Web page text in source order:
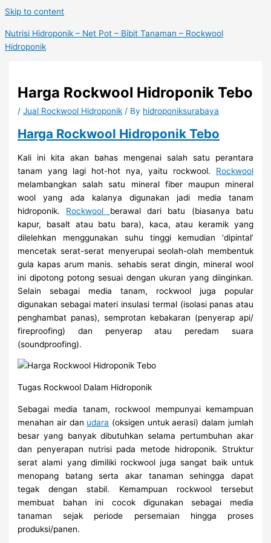
Skip to content
Nutrisi Hidroponik – Net Pot – Bibit Tanaman – Rockwool
Hidroponik
Harga Rockwool Hidroponik Tebo
/Jual Rockwool Hidroponik / By hidroponiksurabaya
Harga Rockwool Hidroponik Tebo
Kali ini kita akan bahas mengenai salah satu perantara
tanam yang lagi hot-hot nya, yaitu rockwool. Rockwool
melambangkan salah satu mineral fiber maupun mineral
wool yang ada kalanya digunakan jadi media tanam
hidroponik. Rockwool berawal dari batu (biasanya batu
kapur, basalt atau batu bara), kaca, atau keramik yang
dilelehkan menggunakan suhu tinggi kemudian ‘dipintal’
mencetak serat-serat menyerupai seolah-olah membentuk
gula kapas arum manis. sehabis serat dingin, mineral wool
ini dipotong potong sesuai dengan ukuran yang diinginkan.
Selain sebagai media tanam, rockwool juga popular
digunakan sebagai materi insulasi termal (isolasi panas atau
penghambat panas), semprotan kebakaran (penyerap api/
fireproofing) dan penyerap atau peredam suara
(soundproofing).
Tugas Rockwool Dalam Hidroponik
Sebagai media tanam, rockwool mempunyai kemampuan
menahan air dan udara (oksigen untuk aerasi) dalam jumlah
besar yang banyak dibutuhkan selama pertumbuhan akar
dan penyerapan nutrisi pada metode hidroponik. Struktur
serat alami yang dimiliki rockwool juga sangat baik untuk
menopang batang serta akar tanaman sehingga dapat
tegak dengan stabil. Kemampuan rockwool tersebut
membuat bahan ini cocok digunakan sebagai media
tanaman sejak periode persemaian hingga proses
produksi/panen.